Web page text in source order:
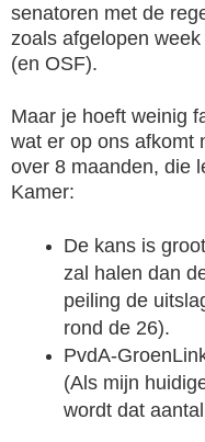
senatoren met de
zoals afgelopen
(en OSF).
Maar je hoeft weinig
wat er op ons afkomt
over 8 maanden, die
Kamer:
De kans is
zal halen dan
peiling de
rond de 26).
PvdA-
(Als mijn
wordt dat